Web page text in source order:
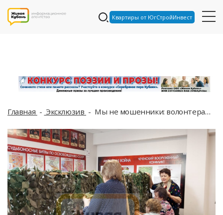
Квартиры от ЮгСтройИнвест
Главная Эксклюзив Мы не мошенники: волонтерам с Кубани, которые собирают помощь на СВО, не верят люди